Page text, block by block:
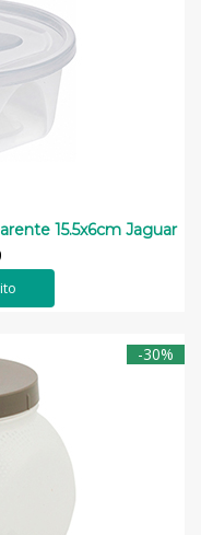
15.5x6cm Jaguar
-30%